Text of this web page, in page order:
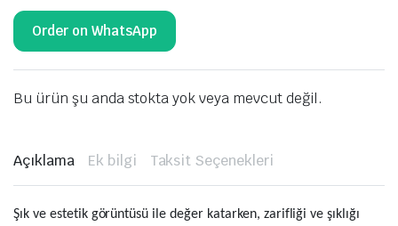
Order on WhatsApp
Bu ürün şu anda stokta yok veya mevcut değil.
Açıklama Ek bilgi Taksit Seçenekleri
Şık ve estetik görüntüsü ile değer katarken, zarifliği ve şıklığı